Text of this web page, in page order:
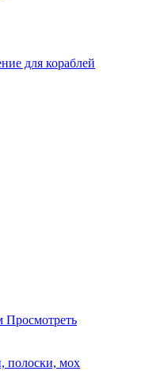
для кораблей
Просмотреть
полоски, мох